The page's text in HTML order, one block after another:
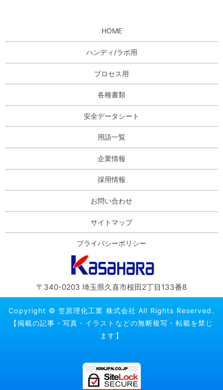
HOME
ハンディ/ラボ用
プロセス用
各種書類
安全データシート
用語一覧
企業情報
採用情報
お問い合わせ
サイトマップ
プライバシーポリシー
〒340-0203 埼玉県久喜市桜田2丁目133番8
Copyright © 笠原理化工業 株式会社 All Rights Reserved.
【掲載の記事・写真・イラストなどの無断複写・転載を禁じ
ます】